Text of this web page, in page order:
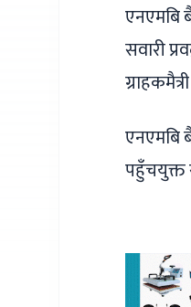
एनएमबि
सवारी
एनएमबि
पहुँचयुक्त